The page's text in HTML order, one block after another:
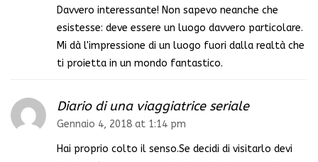
Davvero interessante! Non sapevo neanche che
esistesse: deve essere un luogo davvero particolare.
Mi dà l'impressione di un luogo fuori dalla realtà che
ti proietta in un mondo fantastico.
Diario di una viaggiatrice seriale
Gennaio 4, 2018 at 1:14 pm
Hai proprio colto il senso.Se decidi di visitarlo devi